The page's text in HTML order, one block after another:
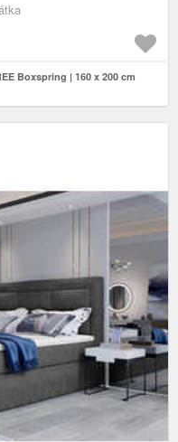
Boxspring | 160 x 200 cm